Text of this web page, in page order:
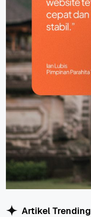
Artikel Trending